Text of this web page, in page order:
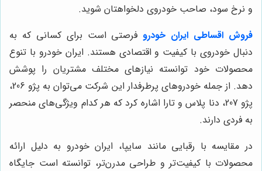
و نرخ سود، صاحب خودروی دلخواهتان شوید.
فروش اقساطی ایران خودرو فرصتی است برای کسانی که به
دنبال خودروی با کیفیت و اقتصادی هستند. ایران خودرو با تنوع
محصولات خود توانسته نیازهای مختلف مشتریان را پوشش
دهد. از جمله خودروهای پرطرفدار این شرکت می‌توان به پژو 206،
پژو 207، دنا پلاس و تارا اشاره کرد که هر کدام ویژگی‌های منحصر
به فردی دارند.
در مقایسه با رقبایی مانند سایپا، ایران خودرو به دلیل ارائه
محصولات با کیفیت‌تر و طراحی مدرن‌تر، توانسته است جایگاه